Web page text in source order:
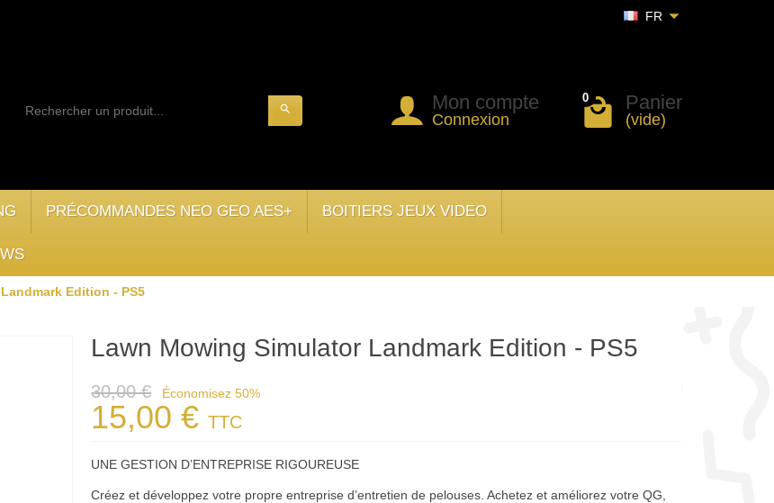
FR
search Mon compte
Connexion
0 Panier
(vide)
PRÉCOMMANDES NEO GEO AES+ BOITIERS JEUX VIDEO
Edition - PS5
Lawn Mowing Simulator Landmark Edition - PS5
30,00 € Économisez 50%
15,00 €TTC
UNE GESTION D’ENTREPRISE RIGOUREUSE
Créez et développez votre propre entreprise d’entretien de pelouses. Achetez et améliorez votre QG,